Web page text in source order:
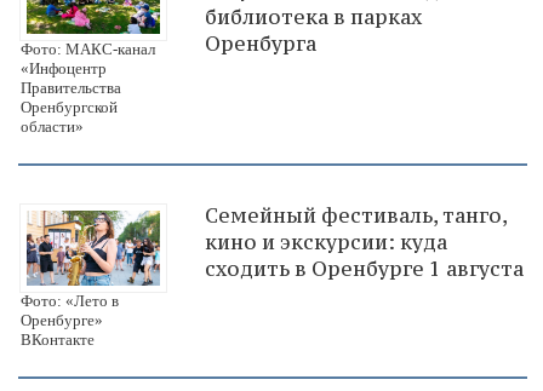
Фото: МАКС-канал
«Инфоцентр
Правительства
Оренбургской
области»
библиотека в парках
Оренбурга
Фото: «Лето в
Оренбурге»
ВКонтакте
Семейный фестиваль, танго,
кино и экскурсии: куда
сходить в Оренбурге 1 августа